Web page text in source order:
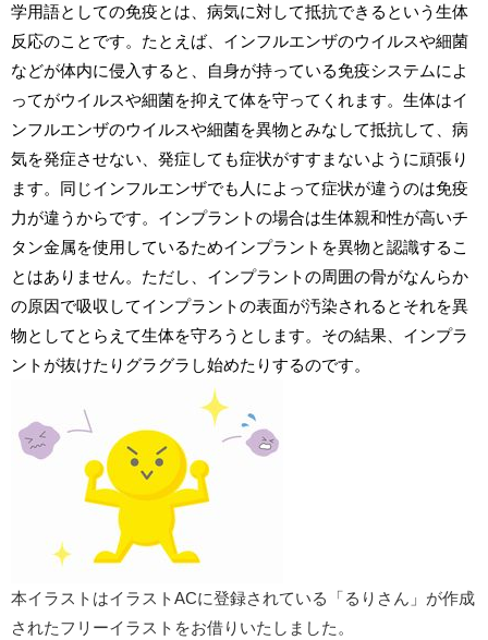
学用語としての免疫とは、病気に対して抵抗できるという生体
反応のことです。たとえば、インフルエンザのウイルスや細菌
などが体内に侵入すると、自身が持っている免疫システムによ
ってがウイルスや細菌を抑えて体を守ってくれます。 生体はイ
ンフルエンザのウイルスや細菌を異物とみなして抵抗して、病
気を発症させない、発症しても症状がすすまないように頑張り
ます。同じインフルエンザでも人によって症状が違うのは免疫
力が違うからです。 インプラントの場合は生体親和性が高いチ
タン金属を使用しているためインプラントを異物と認識するこ
とはありません。ただし、インプラントの周囲の骨がなんらか
の原因で吸収してインプラントの表面が汚染されるとそれを異
物としてとらえて生体を守ろうとします。その結果、インプラ
ントが抜けたりグラグラし始めたりするのです。
本イラストはイラストACに登録されている「るりさん」が作成
されたフリーイラストをお借りいたしました。